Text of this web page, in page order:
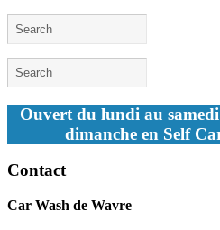
Ouvert du lundi au
dimanche en Self
Contact
Car Wash de Wavre